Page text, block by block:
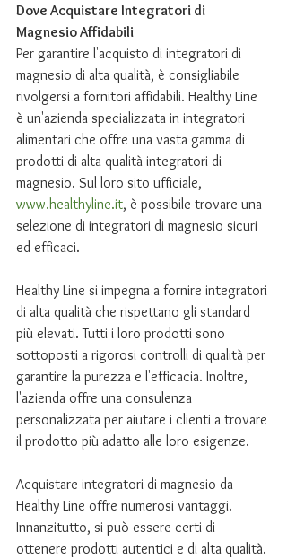
Dove Acquistare Integratori di
Magnesio Affidabili
Per garantire l'acquisto di integratori di
magnesio di alta qualità, è consigliabile
rivolgersi a fornitori affidabili. Healthy Line
è un'azienda specializzata in integratori
alimentari che offre una vasta gamma di
prodotti di alta qualità integratori di
magnesio. Sul loro sito ufficiale,
www.healthyline.it, è possibile trovare una
selezione di integratori di magnesio sicuri
ed efficaci.
Healthy Line si impegna a fornire integratori
di alta qualità che rispettano gli standard
più elevati. Tutti i loro prodotti sono
sottoposti a rigorosi controlli di qualità per
garantire la purezza e l'efficacia. Inoltre,
l'azienda offre una consulenza
personalizzata per aiutare i clienti a trovare
il prodotto più adatto alle loro esigenze.
Acquistare integratori di magnesio da
Healthy Line offre numerosi vantaggi.
Innanzitutto, si può essere certi di
ottenere prodotti autentici e di alta qualità.